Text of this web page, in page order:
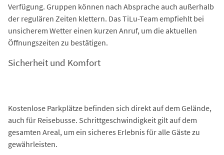
Verfügung. Gruppen können nach Absprache auch außerhalb
der regulären Zeiten klettern. Das TiLu-Team empfiehlt bei
unsicherem Wetter einen kurzen Anruf, um die aktuellen
Öffnungszeiten zu bestätigen.
Sicherheit und Komfort
Kostenlose Parkplätze befinden sich direkt auf dem Gelände,
auch für Reisebusse. Schrittgeschwindigkeit gilt auf dem
gesamten Areal, um ein sicheres Erlebnis für alle Gäste zu
gewährleisten.